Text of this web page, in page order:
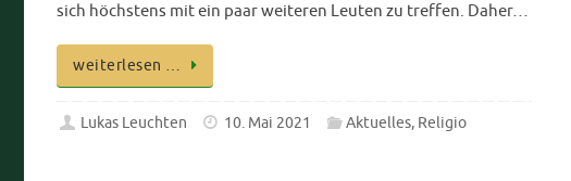
sich höchstens mit ein paar weiteren Leuten zu treffen. Daher…
weiterlesen …
Lukas Leuchten 10. Mai 2021 Aktuelles, Religio